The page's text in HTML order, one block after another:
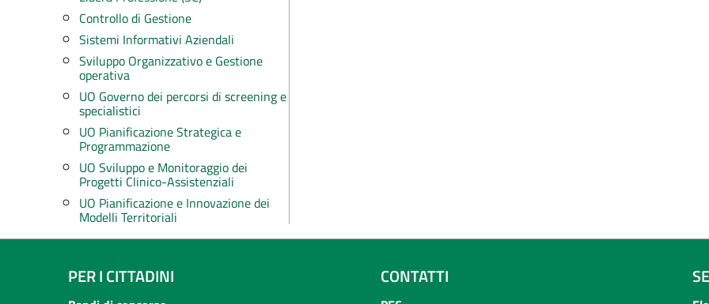
Controllo di Gestione
Sistemi Informativi Aziendali
Sviluppo Organizzativo e Gestione
operativa
UO Governo dei percorsi di screening e
specialistici
UO Pianificazione Strategica e
Programmazione
UO Sviluppo e Monitoraggio dei
Progetti Clinico-Assistenziali
UO Pianificazione e Innovazione dei
Modelli Territoriali
PER I CITTADINI CONTATTI